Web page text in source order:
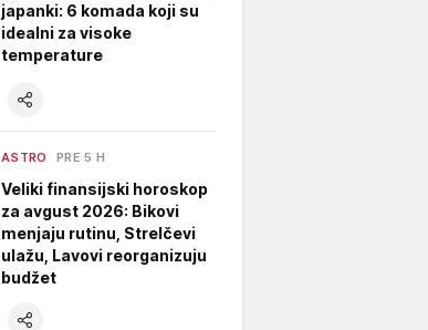
japanki: 6 komada koji su
idealni za visoke
temperature
ASTRO PRE 5 H
Veliki finansijski horoskop
za avgust 2026: Bikovi
menjaju rutinu, Strelčevi
ulažu, Lavovi reorganizuju
budžet